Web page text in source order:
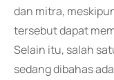
dan mitra,
tersebut dapat
Selain itu, salah
sedang dibahas